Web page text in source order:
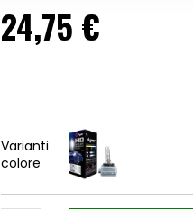
24,75 €
Varianti
colore